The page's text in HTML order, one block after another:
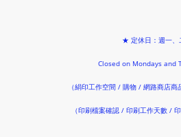
★ 定休日：週一、
Closed on Mondays and
（絹印工作空間 / 購物 / 網路商店商
（印刷檔案確認 / 印刷工作天數 /